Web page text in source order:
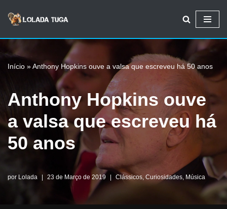
Avançar
o
conteúdo
Início »Anthony Hopkins ouve a valsa que escreveu há 50 anos
Anthony Hopkins ouve
a valsa que escreveu há
50 anos
por Lolada 23 de Março de 2019 Clássicos, Curiosidades, Música